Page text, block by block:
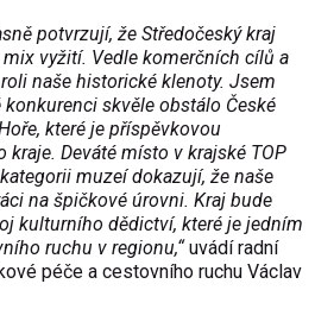
potvrzují, že Středočeský kraj
vyžití. Vedle komerčních cílů a
naše historické klenoty. Jsem
skvěle obstálo České
které je příspěvkovou
kraje. Deváté místo v krajské TOP
muzeí dokazují, že naše
na špičkové úrovni. Kraj bude
kulturního dědictví, které je jedním
ruchu v regionu,“ uvádí radní
péče a cestovního ruchu Václav